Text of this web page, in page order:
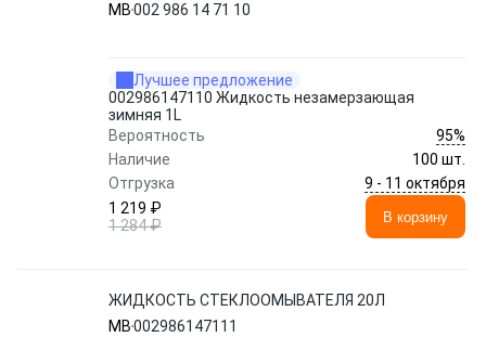
MB002 986 14 71 10
Лучшее предложение
002986147110 Жидкость незамерзающая
зимняя 1L
Вероятность
95%
Наличие
100 шт.
Отгрузка
9 - 11 октября
1 219 ₽
1 284 ₽
В корзину
ЖИДКОСТЬ СТЕКЛООМЫВАТЕЛЯ 20Л
MB002986147111